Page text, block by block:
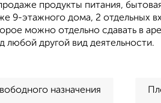
продукты питания,
9-этажного дома, 2 отдельных
можно отдельно сдавать в
другой вид деятельности.
назначения